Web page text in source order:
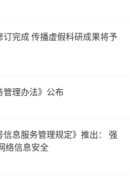
订完成 传播虚假科研成果将予
管理办法》公布
信息服务管理规定》推出： 强
络信息安全